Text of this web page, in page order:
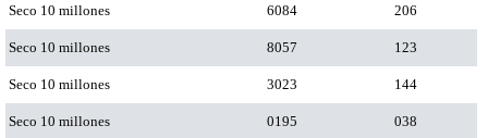
Seco 10 millones 6084 206
Seco 10 millones 8057 123
Seco 10 millones 3023 144
Seco 10 millones 0195 038